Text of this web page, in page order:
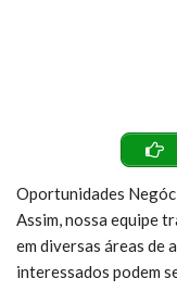
Oportunidades
Assim, nossa equipe
em diversas áreas de
interessados podem